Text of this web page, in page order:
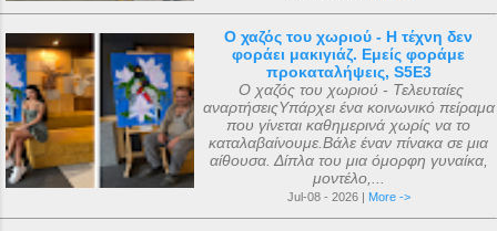
Ο χαζός του χωριού - Η τέχνη δεν
φοράει μακιγιάζ. Εμείς φοράμε
προκαταλήψεις, S5E3
Ο χαζός του χωριού - Τελευταίες
αναρτήσειςΥπάρχει ένα κοινωνικό πείραμα
που γίνεται καθημερινά χωρίς να το
καταλαβαίνουμε.Βάλε έναν πίνακα σε μια
αίθουσα. Δίπλα του μια όμορφη γυναίκα,
μοντέλο,...
Jul-08 - 2026 | More ->